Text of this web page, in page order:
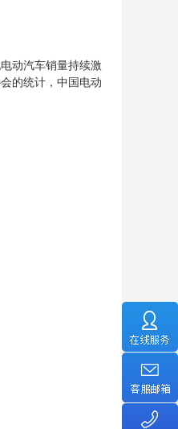
动汽车销量持续激
的统计，中国电动